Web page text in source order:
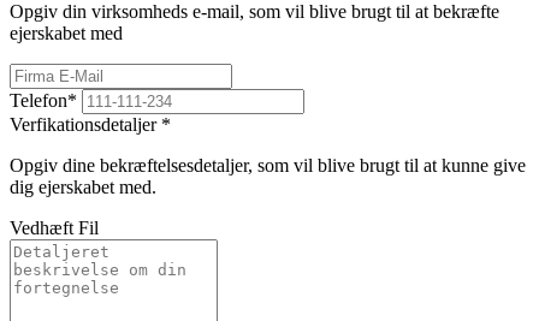
Opgiv din virksomheds e-mail, som vil blive brugt til at bekræfte
ejerskabet med
Telefon*
Verfikationsdetaljer *
Opgiv dine bekræftelsesdetaljer, som vil blive brugt til at kunne give
dig ejerskabet med.
Vedhæft Fil